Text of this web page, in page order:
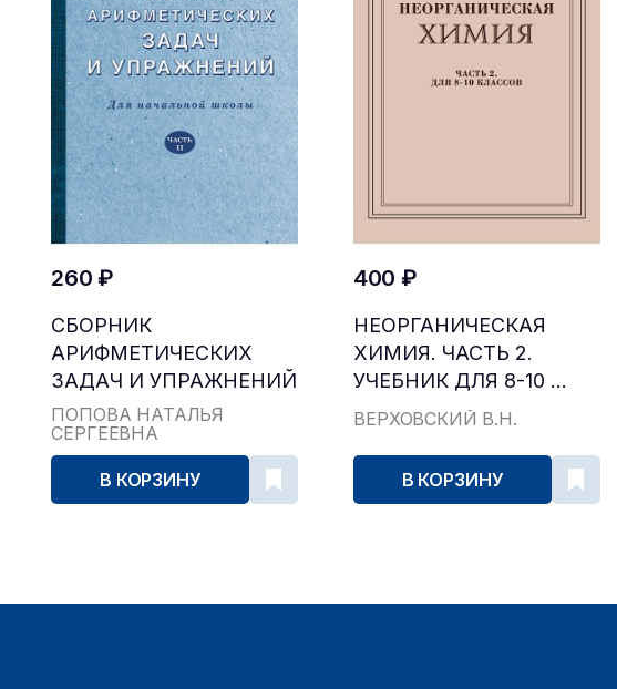
260 ₽
СБОРНИК
АРИФМЕТИЧЕСКИХ
ЗАДАЧ И УПРАЖНЕНИЙ
ДЛЯ НА...
ПОПОВА НАТАЛЬЯ
СЕРГЕЕВНА
В КОРЗИНУ
400 ₽
НЕОРГАНИЧЕСКАЯ
ХИМИЯ. ЧАСТЬ 2.
УЧЕБНИК ДЛЯ 8-10 ...
ВЕРХОВСКИЙ В.Н.
В КОРЗИНУ